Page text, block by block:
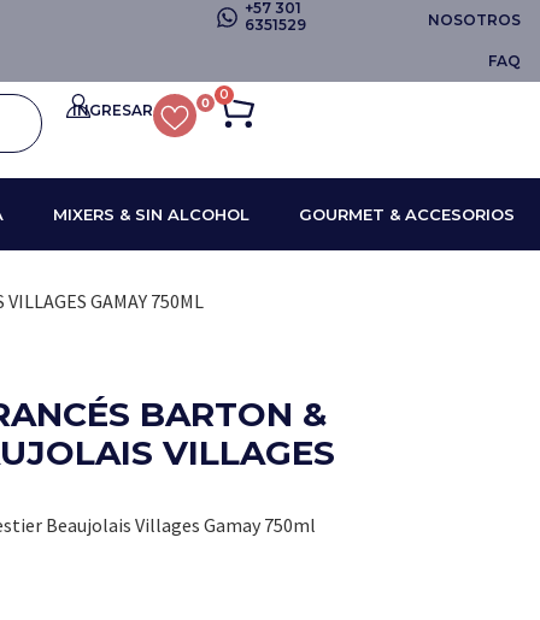
+57 301
6351529
NOSOTROS
FAQ
INGRESAR 0 0
MIXERS & SIN ALCOHOL GOURMET & ACCESORIOS
GAMAY 750ML
BARTON &
VILLAGES
Beaujolais Villages Gamay 750ml